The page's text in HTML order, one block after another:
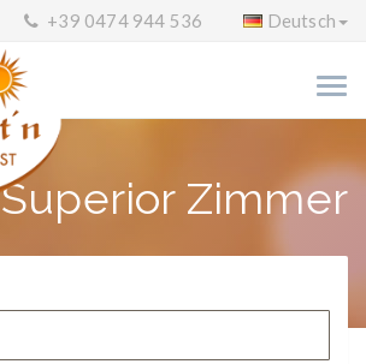
+39 0474 944 536 Deutsch
Superior Zimmer